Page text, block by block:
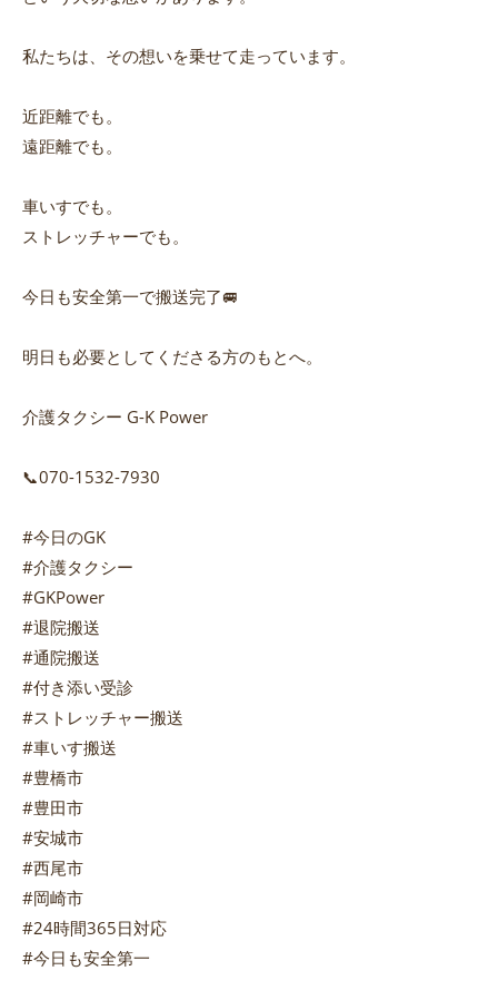
私たちは、その想いを乗せて走っています。
近距離でも。
遠距離でも。
車いすでも。
ストレッチャーでも。
今日も安全第一で搬送完了🚐
明日も必要としてくださる方のもとへ。
介護タクシー G-K Power
📞070-1532-7930
#今日のGK
#介護タクシー
#GKPower
#退院搬送
#通院搬送
#付き添い受診
#ストレッチャー搬送
#車いす搬送
#豊橋市
#豊田市
#安城市
#西尾市
#岡崎市
#24時間365日対応
#今日も安全第一